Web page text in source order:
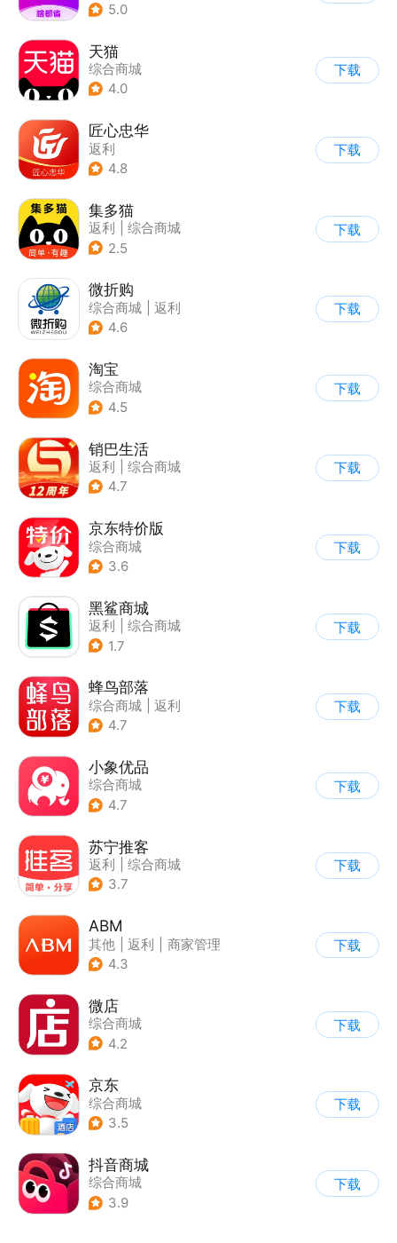
5.0
天猫
综合商城
4.0
下载
匠心忠华
返利
4.8
下载
集多猫
返利
综合商城
| 商品推荐
2.5
下载
微折购
综合商城
返利
4.6
下载
淘宝
综合商城
4.5
下载
销巴生活
返利
综合商城
4.7
下载
京东特价版
综合商城
3.6
下载
黑鲨商城
返利
综合商城
1.7
下载
蜂鸟部落
综合商城
返利
4.7
下载
小象优品
综合商城
4.7
下载
苏宁推客
返利
综合商城
3.7
下载
ABM
其他 返利
商家管理
| 海淘
4.3
下载
微店
综合商城
4.2
下载
京东
综合商城
3.5
下载
抖音商城
综合商城
3.9
下载